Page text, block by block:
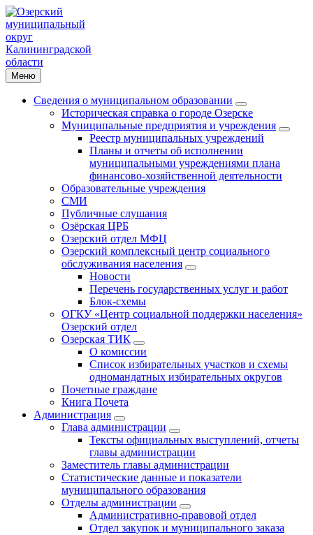
Меню
Сведения о муниципальном образовании
Историческая справка о городе Озерске
Муниципальные предприятия и учреждения
Реестр муниципальных учреждений
Планы и отчеты об исполнении
муниципальными учреждениями плана
финансово-хозяйственной деятельности
Образовательные учреждения
СМИ
Публичные слушания
Озёрская ЦРБ
Озерский отдел МФЦ
Озерский комплексный центр социального
обслуживания населения
Новости
Перечень государственных услуг и работ
Блок-схемы
ОГКУ «Центр социальной поддержки населения»
Озерский отдел
Озерская ТИК
О комиссии
Список избирательных участков и схемы
одномандатных избирательных округов
Почетные граждане
Книга Почета
Администрация
Глава администрации
Тексты официальных выступлений, отчеты
главы администрации
Заместитель главы администрации
Статистические данные и показатели
муниципального образования
Отделы администрации
Административно-правовой отдел
Отдел закупок и муниципального заказа